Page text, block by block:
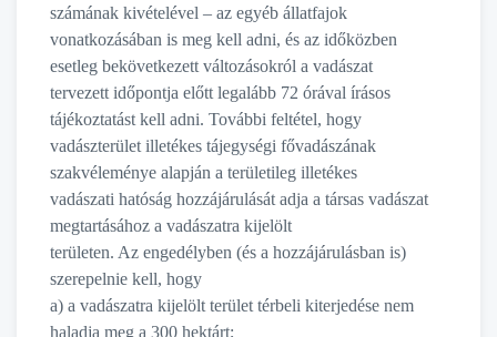
számának kivételével – az egyéb állatfajok
vonatkozásában is meg kell adni, és az időközben
esetleg bekövetkezett változásokról a vadászat
tervezett időpontja előtt legalább 72 órával írásos
tájékoztatást kell adni. További feltétel, hogy
vadászterület illetékes tájegységi fővadászának
szakvéleménye alapján a területileg illetékes
vadászati hatóság hozzájárulását adja a társas vadászat
megtartásához a vadászatra kijelölt
területen. Az engedélyben (és a hozzájárulásban is)
szerepelnie kell, hogy
a) a vadászatra kijelölt terület térbeli kiterjedése nem
haladja meg a 300 hektárt;